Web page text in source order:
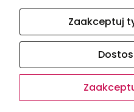
O firmie
Sklep internetowy Shoper.pl
Zaakceptuj